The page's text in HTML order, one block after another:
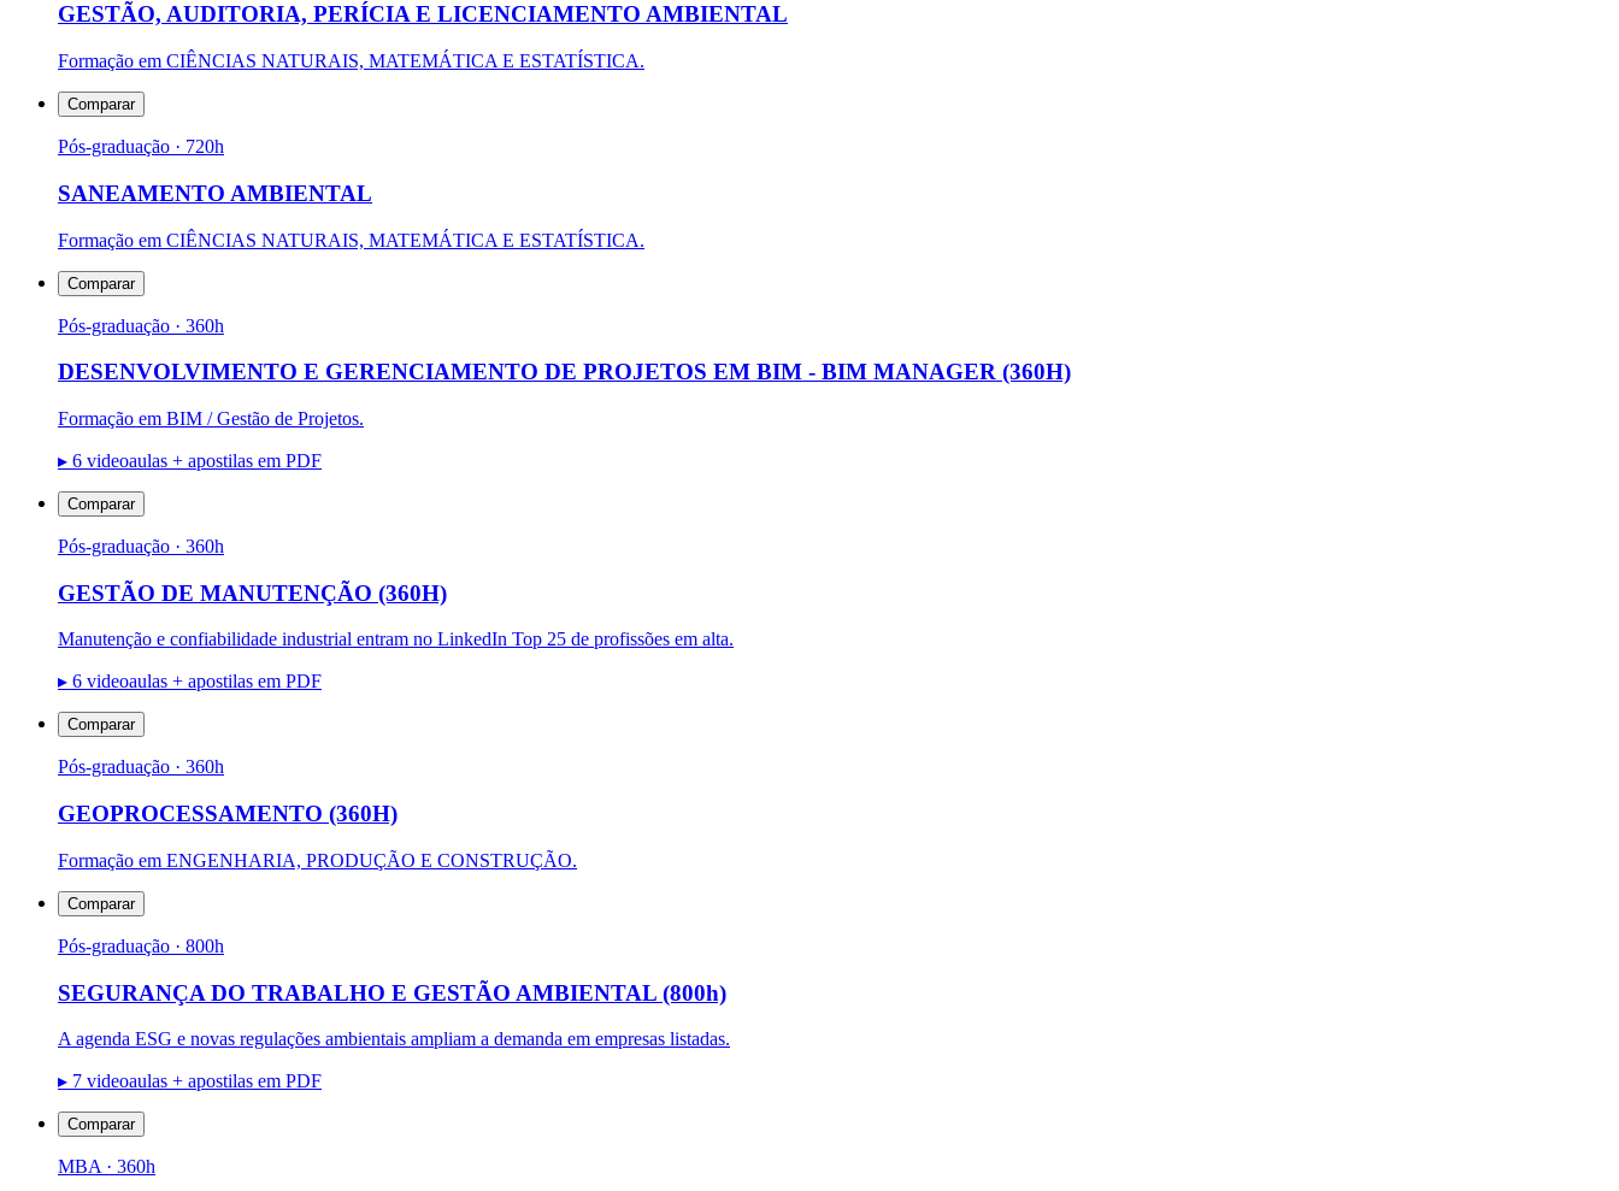
GESTÃO, AUDITORIA, PERÍCIA E LICENCIAMENTO AMBIENTAL
Formação em CIÊNCIAS NATURAIS, MATEMÁTICA E ESTATÍSTICA.
Comparar
Pós-graduação · 720h
SANEAMENTO AMBIENTAL
Formação em CIÊNCIAS NATURAIS, MATEMÁTICA E ESTATÍSTICA.
Comparar
Pós-graduação · 360h
DESENVOLVIMENTO E GERENCIAMENTO DE PROJETOS EM BIM - BIM MANAGER (360H)
Formação em BIM / Gestão de Projetos.
▸ 6 videoaulas + apostilas em PDF
Comparar
Pós-graduação · 360h
GESTÃO DE MANUTENÇÃO (360H)
Manutenção e confiabilidade industrial entram no LinkedIn Top 25 de profissões em alta.
▸ 6 videoaulas + apostilas em PDF
Comparar
Pós-graduação · 360h
GEOPROCESSAMENTO (360H)
Formação em ENGENHARIA, PRODUÇÃO E CONSTRUÇÃO.
Comparar
Pós-graduação · 800h
SEGURANÇA DO TRABALHO E GESTÃO AMBIENTAL (800h)
A agenda ESG e novas regulações ambientais ampliam a demanda em empresas listadas.
▸ 7 videoaulas + apostilas em PDF
Comparar
MBA · 360h